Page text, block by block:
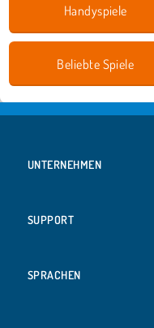
Handyspiele
Beliebte Spiele
UNTERNEHMEN
SUPPORT
SPRACHEN